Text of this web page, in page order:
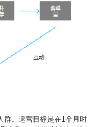
群。运营目标是在1个月时